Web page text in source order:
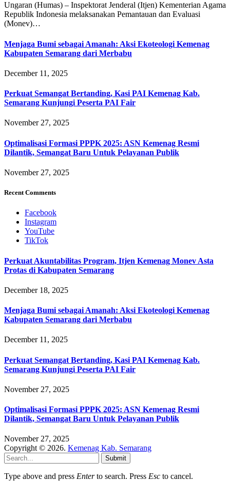
Ungaran (Humas) – Inspektorat Jenderal (Itjen) Kementerian Agama
Republik Indonesia melaksanakan Pemantauan dan Evaluasi
(Monev)…
Menjaga Bumi sebagai Amanah: Aksi Ekoteologi Kemenag
Kabupaten Semarang dari Merbabu
December 11, 2025
Perkuat Semangat Bertanding, Kasi PAI Kemenag Kab.
Semarang Kunjungi Peserta PAI Fair
November 27, 2025
Optimalisasi Formasi PPPK 2025: ASN Kemenag Resmi
Dilantik, Semangat Baru Untuk Pelayanan Publik
November 27, 2025
Recent Comments
Facebook
Instagram
YouTube
TikTok
Perkuat Akuntabilitas Program, Itjen Kemenag Monev Asta
Protas di Kabupaten Semarang
December 18, 2025
Menjaga Bumi sebagai Amanah: Aksi Ekoteologi Kemenag
Kabupaten Semarang dari Merbabu
December 11, 2025
Perkuat Semangat Bertanding, Kasi PAI Kemenag Kab.
Semarang Kunjungi Peserta PAI Fair
November 27, 2025
Optimalisasi Formasi PPPK 2025: ASN Kemenag Resmi
Dilantik, Semangat Baru Untuk Pelayanan Publik
November 27, 2025
Copyright © 2026. Kemenag Kab. Semarang
Submit
Type above and press Enterto search. Press Esc to cancel.